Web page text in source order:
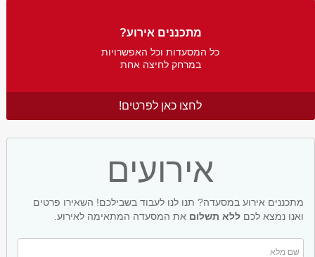
מתכננים אירוע?
כל המסעדות וכל האפשרויות
במרחק לחיצה אחת
לחצו כאן לפרטים!
אירועים
מתכננים אירוע במסעדה? תנו לנו לעבוד בשבילכם! השאירו פרטים
ואנו נמצא לכם ללא תשלום את המסעדה המתאימה לאירוע.